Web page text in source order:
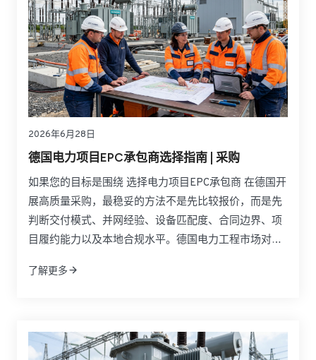
2026年6月28日
德国电力项目EPC承包商选择指南 | 采购
如果您的目标是围绕 选择电力项目EPC承包商 在德国开
展高质量采购，最稳妥的方法不是先比较报价，而是先
判断交付模式、并网经验、设备匹配度、合同边界、项
目履约能力以及本地合规水平。德国电力工程市场对
能源并网、储能系统部署、电网升级、CE合规、调试文
同时具备工程总承包能力、设备整合能力和跨区域交付
能力。
了解更多